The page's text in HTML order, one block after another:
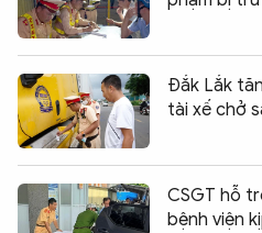
Đắk Lắk
tài xế chở
CSGT hỗ
bệnh viện